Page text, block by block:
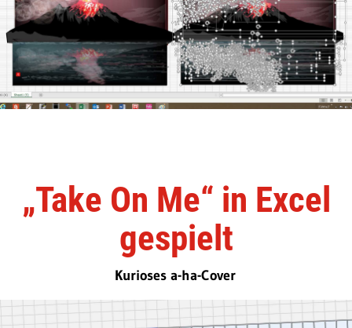
„Take On Me“ in Excel
gespielt
Kurioses a-ha-Cover